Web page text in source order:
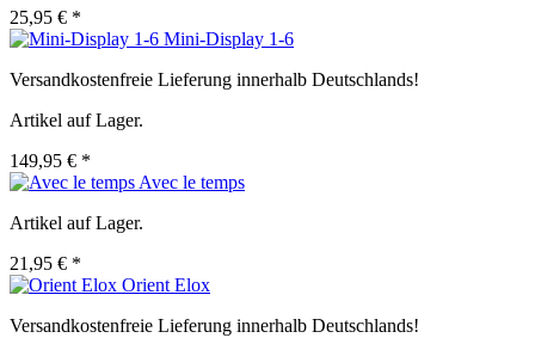
25,95 € *
Mini-Display 1-6
Versandkostenfreie Lieferung innerhalb Deutschlands!
Artikel auf Lager.
149,95 € *
Avec le temps
Artikel auf Lager.
21,95 € *
Orient Elox
Versandkostenfreie Lieferung innerhalb Deutschlands!